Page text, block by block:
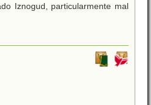
Iznogud, particularmente mal